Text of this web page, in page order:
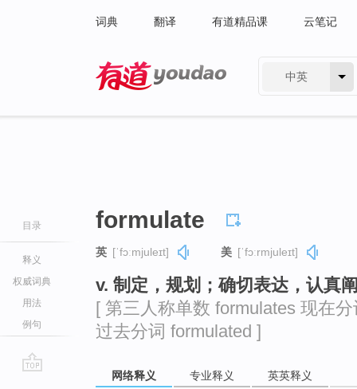
词典 翻译 有道精品课 云笔记
中英
目录
释义
权威词典
用法
例句
formulate
英 [ˈfɔːmjuleɪt] 美 [ˈfɔːrmjuleɪt]
v. 制定，规划；确切表达，认真
[ 第三人称单数 formulates 现在
过去分词 formulated ]
网络释义 专业释义 英英释义